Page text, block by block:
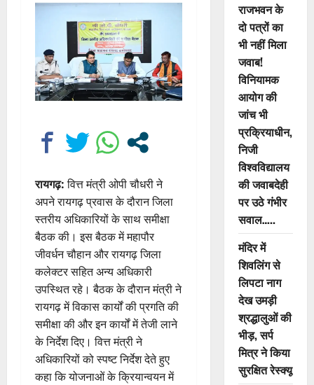
रायगढ़:वित्त मंत्री ओपी चौधरी ने
अपने रायगढ़ प्रवास के दौरान जिला
स्तरीय अधिकारियों के साथ समीक्षा
बैठक की। इस बैठक में महापौर
जीवर्धन चौहान और रायगढ़ जिला
कलेक्टर सहित अन्य अधिकारी
उपस्थित रहे। बैठक के दौरान मंत्री ने
रायगढ़ में विकास कार्यों की प्रगति की
समीक्षा की और इन कार्यों में तेजी लाने
के निर्देश दिए। वित्त मंत्री ने
अधिकारियों को स्पष्ट निर्देश देते हुए
कहा कि योजनाओं के क्रियान्वयन में
राजभवन के
दो पत्रों का
भी नहीं मिला
जवाब!
विनियामक
आयोग की
जांच भी
प्रक्रियाधीन,
निजी
विश्वविद्यालय
की जवाबदेही
पर उठे गंभीर
सवाल…..
मंदिर में
शिवलिंग से
लिपटा नाग
देख उमड़ी
श्रद्धालुओं की
भीड़, सर्प
मित्र ने किया
सुरक्षित रेस्क्यू